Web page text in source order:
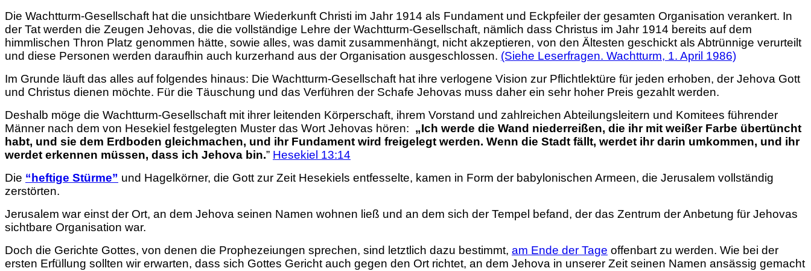
Die Wachtturm-Gesellschaft hat die unsichtbare Wiederkunft Christi im Jahr 1914 als Fundament und Eckpfeiler der gesamten Organisation verankert. In
der Tat werden die Zeugen Jehovas, die die vollständige Lehre der Wachtturm-Gesellschaft, nämlich dass Christus im Jahr 1914 bereits auf dem
himmlischen Thron Platz genommen hätte, sowie alles, was damit zusammenhängt, nicht akzeptieren, von den Ältesten geschickt als Abtrünnige verurteilt
und diese Personen werden daraufhin auch kurzerhand aus der Organisation ausgeschlossen. (Siehe Leserfragen. Wachtturm, 1. April 1986)
Im Grunde läuft das alles auf folgendes hinaus: Die Wachtturm-Gesellschaft hat ihre verlogene Vision zur Pflichtlektüre für jeden erhoben, der Jehova Gott
und Christus dienen möchte. Für die Täuschung und das Verführen der Schafe Jehovas muss daher ein sehr hoher Preis gezahlt werden.
Deshalb möge die Wachtturm-Gesellschaft mit ihrer leitenden Körperschaft, ihrem Vorstand und zahlreichen Abteilungsleitern und Komitees führender
Männer nach dem von Hesekiel festgelegten Muster das Wort Jehovas hören: „Ich werde die Wand niederreißen, die ihr mit weißer Farbe übertüncht
habt, und sie dem Erdboden gleichmachen, und ihr Fundament wird freigelegt werden. Wenn die Stadt fällt, werdet ihr darin umkommen, und ihr
werdet erkennen müssen, dass ich Jehova bin.” Hesekiel 13:14
Die “heftige Stürme” und Hagelkörner, die Gott zur Zeit Hesekiels entfesselte, kamen in Form der babylonischen Armeen, die Jerusalem vollständig
zerstörten.
Jerusalem war einst der Ort, an dem Jehova seinen Namen wohnen ließ und an dem sich der Tempel befand, der das Zentrum der Anbetung für Jehovas
sichtbare Organisation war.
Doch die Gerichte Gottes, von denen die Prophezeiungen sprechen, sind letztlich dazu bestimmt, am Ende der Tage offenbart zu werden. Wie bei der
ersten Erfüllung sollten wir erwarten, dass sich Gottes Gericht auch gegen den Ort richtet, an dem Jehova in unserer Zeit seinen Namen ansässig gemacht